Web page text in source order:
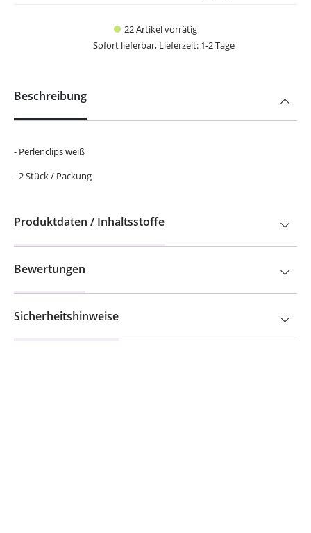
22 Artikel vorrätig
Sofort lieferbar, Lieferzeit: 1-2 Tage
Beschreibung
- Perlenclips weiß
- 2 Stück / Packung
Produktdaten / Inhaltsstoffe
Bewertungen
Sicherheitshinweise